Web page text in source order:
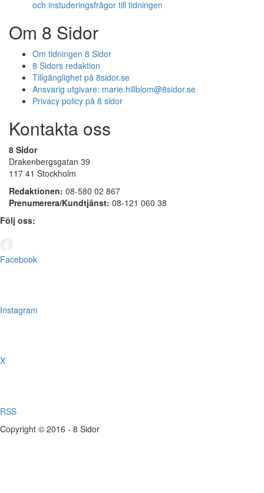
och instuderingsfrågor till tidningen
Om 8 Sidor
Om tidningen 8 Sidor
8 Sidors redaktion
Tillgänglighet på 8sidor.se
Ansvarig utgivare: marie.hillblom@8sidor.se
Privacy policy på 8 sidor
Kontakta oss
8 Sidor
Drakenbergsgatan 39
117 41 Stockholm
Redaktionen: 08-580 02 867
Prenumerera/Kundtjänst: 08-121 060 38
Följ oss:
Facebook
Instagram
X
RSS
Copyright © 2016 - 8 Sidor